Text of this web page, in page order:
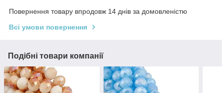
Повернення товару впродовж 14 днів за домовленістю
Всі умови повернення
Подібні товари компанії